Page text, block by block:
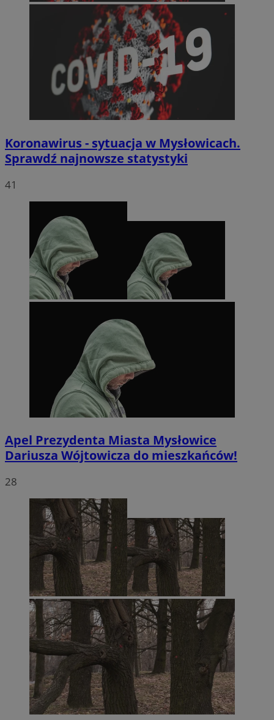
Koronawirus - sytuacja w Mysłowicach.
Sprawdź najnowsze statystyki
41
Apel Prezydenta Miasta Mysłowice
Dariusza Wójtowicza do mieszkańców!
28